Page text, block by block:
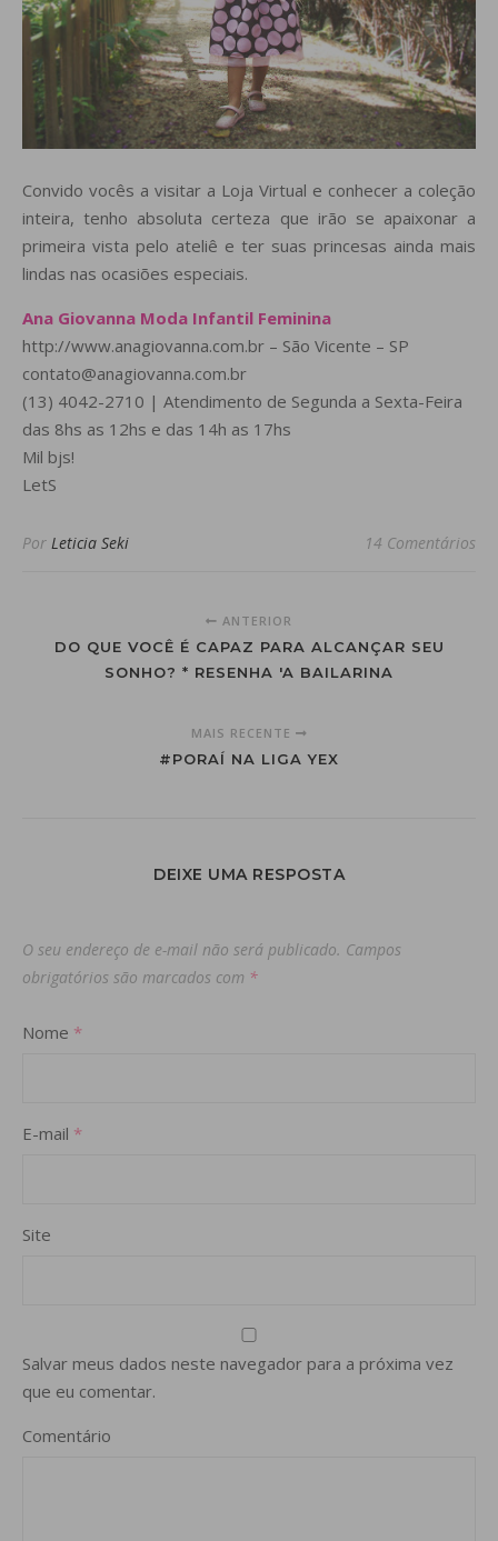
Convido vocês a visitar a Loja Virtual e conhecer a coleção
inteira, tenho absoluta certeza que irão se apaixonar a
primeira vista pelo ateliê e ter suas princesas ainda mais
lindas nas ocasiões especiais.
Ana Giovanna Moda Infantil Feminina
http://www.anagiovanna.com.br – São Vicente – SP
contato@anagiovanna.com.br
(13) 4042-2710 | Atendimento de Segunda a Sexta-Feira
das 8hs as 12hs e das 14h as 17hs
Mil bjs!
LetS
Por Leticia Seki 14 Comentários
ANTERIOR
DO QUE VOCÊ É CAPAZ PARA ALCANÇAR SEU
SONHO? * RESENHA 'A BAILARINA
MAIS RECENTE
#PORAÍ NA LIGA YEX
DEIXE UMA RESPOSTA
O seu endereço de e-mail não será publicado. Campos
obrigatórios são marcados com *
Nome *
E-mail *
Site
Salvar meus dados neste navegador para a próxima vez
que eu comentar.
Comentário